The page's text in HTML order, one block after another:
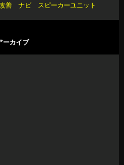
善 ナビ スピーカーユニット
ーカイブ